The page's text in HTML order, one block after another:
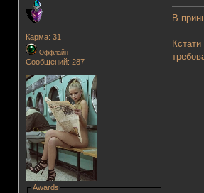
Карма: 31
Оффлайн
Сообщений: 287
Awards
В